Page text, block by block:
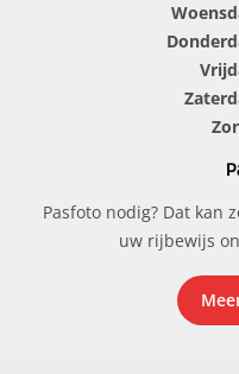
Pasfoto nodig? Dat kan
uw rijbewijs